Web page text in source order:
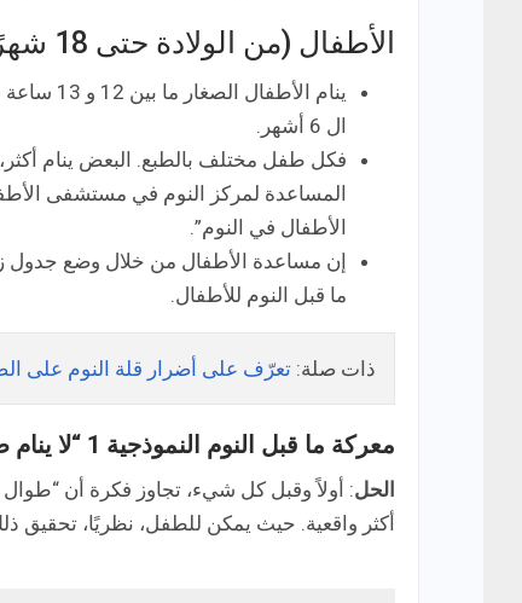
الأطفال (من الولادة حتى 18 شهرًا)
ال 6 أشهر.
فكل طفل مختلف بالطبع. البعض ينام
المساعدة لمركز النوم في مستشفى
الأطفال في النوم”.
إن مساعدة الأطفال من خلال وضع جدول
ما قبل النوم للأطفال.
ذات صلة: تعرّف على أضرار قلة النوم على
معركة ما قبل النوم النموذجية 1 “لا ينام طفلي طول الليل”
الحل: أولاً وقبل كل شيء، تجاوز فكرة أن
أكثر واقعية. حيث يمكن للطفل، نظريًا، تحقيق ذلك في عمر 3 أو 4 أشهر، بافتراض أنه ليس